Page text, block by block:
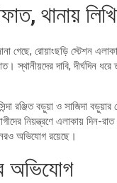
থানায়
গেছে, রোয়াংছড়ি স্টেশন
দাবি, দীর্ঘদিন
রঞ্জিত বড়ুয়া ও সাজিদা
নিয়ন্ত্রণে এলাকায় দিন-
অভিযোগ রয়েছে।
অভিযোগ